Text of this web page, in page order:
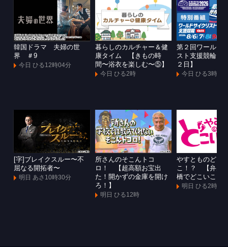
韓国ドラマ 夫婦の世
界 ＃9
今日 ひる12時04分
暮らしのカルチャー＆健
康タイム 【きもの時
間〜浴衣を楽しむ〜⑤】
今日 ひる2時
第２回ワールド
スト支援競輪
２日】
今日 ひる3時
[字]ブレイクスルー〜不
屈なる開拓者〜
明日 あさ10時30分
所さんのそこんトコ
ロ！ 【超高額お宝出
た！開かずの金庫を開け
ろ！】
明日 ひる12時
やすとものどこ
こ！？ 【弁天
橋でどこいこ！
明日 ひる2時